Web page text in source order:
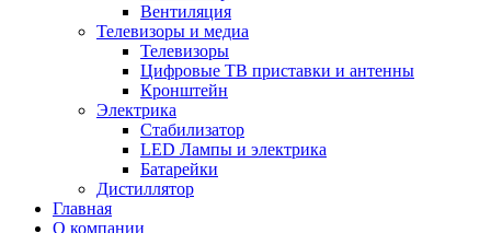
Вентиляция
Телевизоры и медиа
Телевизоры
Цифровые ТВ приставки и антенны
Кронштейн
Электрика
Стабилизатор
LED Лампы и электрика
Батарейки
Дистиллятор
Главная
О компании